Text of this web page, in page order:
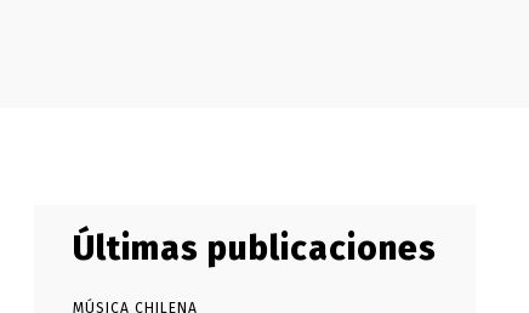
Últimas publicaciones
MÚSICA CHILENA